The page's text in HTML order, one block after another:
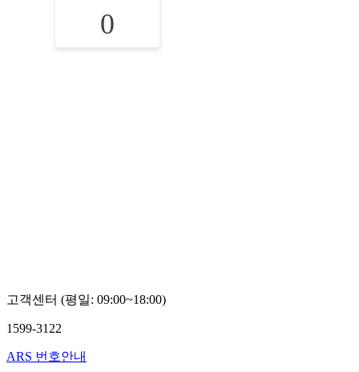
0
고객센터 (평일: 09:00~18:00)
1599-3122
ARS 번호안내